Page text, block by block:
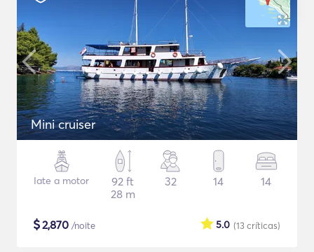
Mini cruiser
Iate a motor
92 ft
28 m
32 14 14
$2,870 /noite (13críticas)
5.0